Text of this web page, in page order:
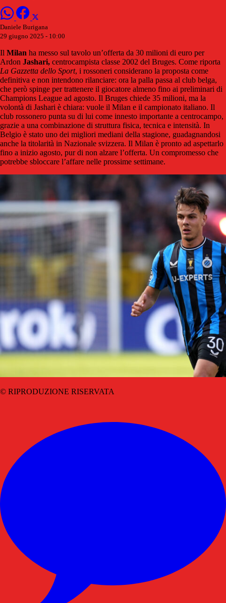
Daniele Burigana
29 giugno 2025 - 10:00
Il Milan ha messo sul tavolo un’offerta da 30 milioni di euro per
Ardon Jashari, centrocampista classe 2002 del Bruges. Come riporta
La Gazzetta dello Sport, i rossoneri considerano la proposta come
definitiva e non intendono rilanciare: ora la palla passa al club belga,
che però spinge per trattenere il giocatore almeno fino ai preliminari di
Champions League ad agosto. Il Bruges chiede 35 milioni, ma la
volontà di Jashari è chiara: vuole il Milan e il campionato italiano. Il
club rossonero punta su di lui come innesto importante a centrocampo,
grazie a una combinazione di struttura fisica, tecnica e intensità. In
Belgio è stato uno dei migliori mediani della stagione, guadagnandosi
anche la titolarità in Nazionale svizzera. Il Milan è pronto ad aspettarlo
fino a inizio agosto, pur di non alzare l’offerta. Un compromesso che
potrebbe sbloccare l’affare nelle prossime settimane.
© RIPRODUZIONE RISERVATA